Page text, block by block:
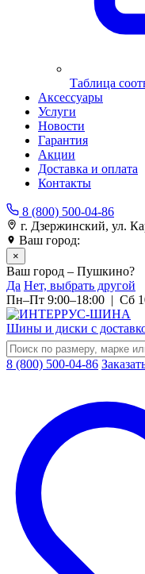
Таблица
Аксессуары
Услуги
Новости
Гарантия
Акции
Доставка и оплата
Контакты
8 (800) 500-04-86
г. Дзержинский, ул.
Ваш город:
×
Ваш город – Пушкино?
Да Нет, выбрать другой
Пн–Пт 9:00–18:00 | Сб
Шины и диски с
8 (800) 500-04-86